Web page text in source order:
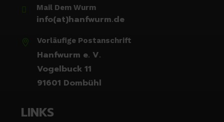
 Mail Dem Wurm
info(at)hanfwurm.de
 Vorläufige Postanschrift
Hanfwurm e. V.
Vogelbuck 11
91601 Dombühl
LINKS